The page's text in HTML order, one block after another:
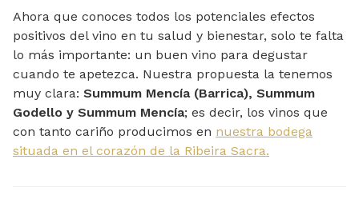
Ahora que conoces todos los potenciales efectos
positivos del vino en tu salud y bienestar, solo te falta
lo más importante: un buen vino para degustar
cuando te apetezca. Nuestra propuesta la tenemos
muy clara: Summum Mencía (Barrica), Summum
Godello y Summum Mencía; es decir, los vinos que
con tanto cariño producimos en nuestra bodega
situada en el corazón de la Ribeira Sacra.